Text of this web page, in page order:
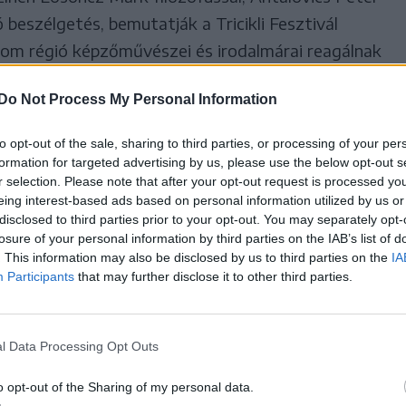
Do Not Process My Personal Information
opt-out of the sale, sharing to third parties, or processing of your
for targeted advertising by us, please use the below opt-out
selection. Please note that after your opt-out request is processed
interest-based ads based on personal information utilized by us
to third parties prior to your opt-out. You may separately
of your personal information by third parties on the IAB’s list of
This information may also be disclosed by us to third parties on the
Participants that may further disclose it to other third parties.
Data Processing Opt Outs
opt-out of the Sharing of my personal data.
bemutatják a Tricikli Fesztivál
régió képzőművészei és irodalmárai reagálnak
Ózsvár Péter keramikus különleges
Nyári mozi című filmjét.
től négy napon át tíznél is
könyvbemutatókkal és
koncertekkel és
kerékpártúrával, piaci
éjszakai vetítéssel várják az